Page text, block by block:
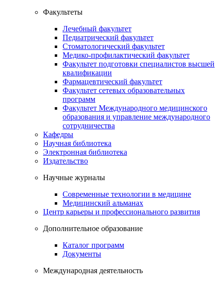
Факультеты
Лечебный факультет
Педиатрический факультет
Стоматологический факультет
Медико-профилактический факультет
Факультет подготовки специалистов высшей
квалификации
Фармацевтический факультет
Факультет сетевых образовательных
программ
Факультет Международного медицинского
образования и управление международного
сотрудничества
Кафедры
Научная библиотека
Электронная библиотека
Издательство
Научные журналы
Современные технологии в медицине
Медицинский альманах
Центр карьеры и профессионального развития
Дополнительное образование
Каталог программ
Документы
Международная деятельность